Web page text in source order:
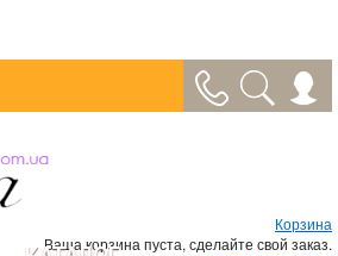
Корзина
Ваша корзина пуста, сделайте свой заказ.